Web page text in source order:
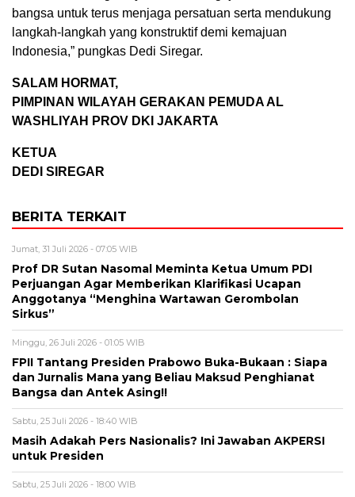
bangsa untuk terus menjaga persatuan serta mendukung
langkah-langkah yang konstruktif demi kemajuan
Indonesia,” pungkas Dedi Siregar.
SALAM HORMAT,
PIMPINAN WILAYAH GERAKAN PEMUDA AL
WASHLIYAH PROV DKI JAKARTA
KETUA
DEDI SIREGAR
BERITA TERKAIT
Jumat, 31 Juli 2026 - 07:05 WIB
Prof DR Sutan Nasomal Meminta Ketua Umum PDI
Perjuangan Agar Memberikan Klarifikasi Ucapan
Anggotanya “Menghina Wartawan Gerombolan
Sirkus”
Minggu, 26 Juli 2026 - 01:05 WIB
FPII Tantang Presiden Prabowo Buka-Bukaan : Siapa
dan Jurnalis Mana yang Beliau Maksud Penghianat
Bangsa dan Antek Asing!!
Sabtu, 25 Juli 2026 - 18:40 WIB
Masih Adakah Pers Nasionalis? Ini Jawaban AKPERSI
untuk Presiden
Sabtu, 25 Juli 2026 - 18:00 WIB